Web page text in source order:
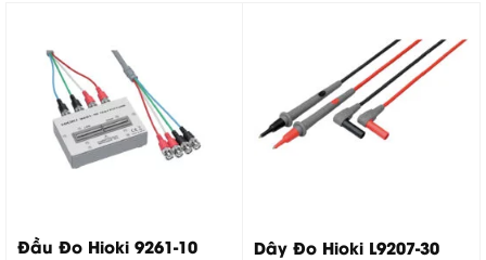
Đầu Đo Hioki 9261-10 Dây Đo Hioki L9207-30